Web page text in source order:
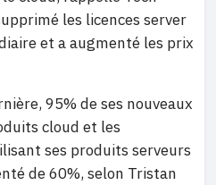
les licences server
et a augmenté les prix
95% de ses nouveaux
cloud et les
ses produits serveurs
de 60%, selon Tristan